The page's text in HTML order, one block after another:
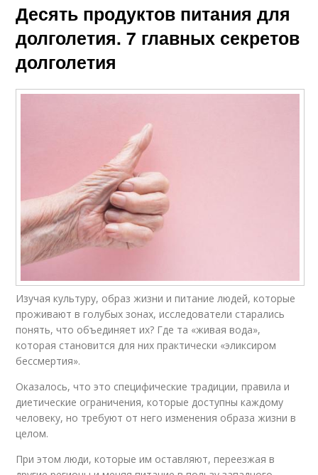
Десять продуктов питания для
долголетия. 7 главных секретов
долголетия
Изучая культуру, образ жизни и питание людей, которые
проживают в голубых зонах, исследователи старались
понять, что объединяет их? Где та «живая вода»,
которая становится для них практически «эликсиром
бессмертия».
Оказалось, что это специфические традиции, правила и
диетические ограничения, которые доступны каждому
человеку, но требуют от него изменения образа жизни в
целом.
При этом люди, которые им оставляют, переезжая в